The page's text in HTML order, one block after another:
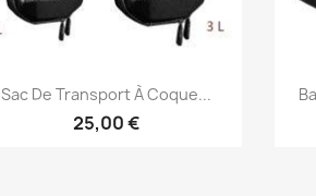
Aperçu rapide
Sac De Transport À Coque...
25,00 €